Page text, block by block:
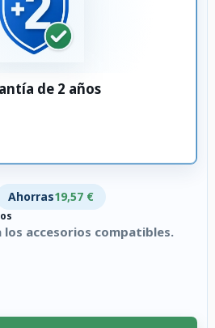
de 2 años
Ahorras19,57 €
los accesorios compatibles.